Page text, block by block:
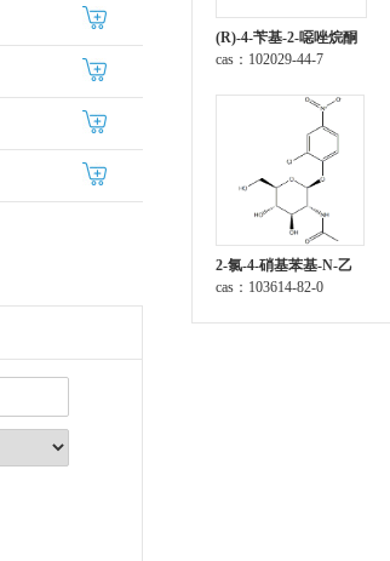
(R)-4-苄基-2-噁唑烷酮
cas：102029-44-7
2-氯-4-硝基苯基-N-乙
酰-β-D-氨基葡萄糖苷
cas：103614-82-0